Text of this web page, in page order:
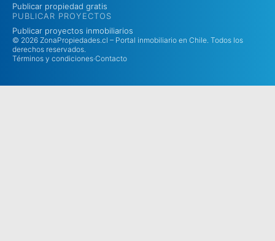
Publicar propiedad gratis
PUBLICAR PROYECTOS
Publicar proyectos inmobiliarios
© 2026 ZonaPropiedades.cl – Portal inmobiliario en Chile. Todos los
derechos reservados.
Términos y condiciones·Contacto